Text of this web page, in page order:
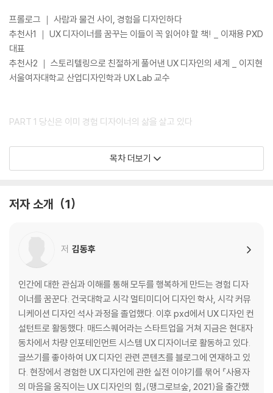
프롤로그 ｜ 사람과 물건 사이, 경험을 디자인하다
추천사1 ｜ UX 디자이너를 꿈꾸는 이들이 꼭 읽어야 할 책! _ 이재용 PXD
대표
추천사2 ｜ 스토리텔링으로 친절하게 풀어낸 UX 디자인의 세계 _ 이지현
서울여자대학교 산업디자인학과 UX Lab 교수
PART 1 당신은 이미 경험 디자이너의 삶을 살고 있다
1 무슨 일을 하세요? UX 디자이너라고요?
2 보이는 것을 넘어 경험에 집중하는 디자인
[이것이 UX 디자인이다] 아프리카 여성과 아이들의 삶을 개선한 큐드럼
PART 2 덜 수고로운 길을 향해 움직이는 사람들 _ 일상에서 발견하는 경
험 디자인의 세계
1 1픽셀의 사투 : 작은 것도 그냥 지나칠 수 없는 일상
2 공원 잔디밭 오솔길 이야기 Desire Path
3 차량 진입 방지봉과 테이크아웃 커피잔의 완벽한 도킹
4 두루마리 휴지는 어느 방향으로 걸어야 할까?
5 F와 J 위의 작은 돌기를 아십니까?
6 출근길 최단 시간 동선 만들기
[이것이 UX 디자인이다] 거꾸로 달린 케첩 뚜껑의 탄생
목차 더보기
저자 소개 1
저 김동후
인간에 대한 관심과 이해를 통해 모두를 행복하게 만드는 경험 디자
이너를 꿈꾼다. 건국대학교 시각 멀티미디어 디자인 학사, 시각 커뮤
니케이션 디자인 석사 과정을 졸업했다. 이후 pxd에서 UX 디자인 컨
설턴트로 활동했다. 매드스퀘어라는 스타트업을 거쳐 지금은 현대자
동차에서 차량 인포테인먼트 시스템 UX 디자이너로 활동하고 있다.
글쓰기를 좋아하여 UX 디자인 관련 콘텐츠를 블로그에 연재하고 있
다. 현장에서 경험한 UX 디자인에 관한 실전 이야기를 묶어 『사용자
의 마음을 움직이는 UX 디자인의 힘』(맹그로브숲, 2021)을 출간했